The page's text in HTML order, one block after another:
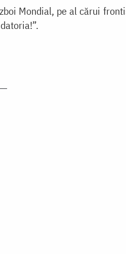
Mondial, pe al cărui